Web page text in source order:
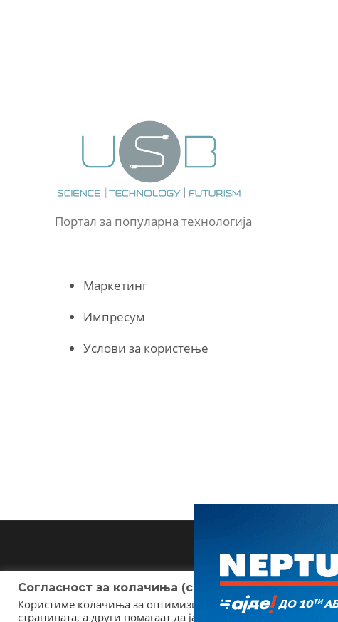
Портал за популарна технологија
Маркетинг
Импресум
Услови за користење
Согласност за колачиња (cookies)
Користиме колачиња за оптимизирање на страницата.
страницата, а други помагаат да ја подобриме оваа